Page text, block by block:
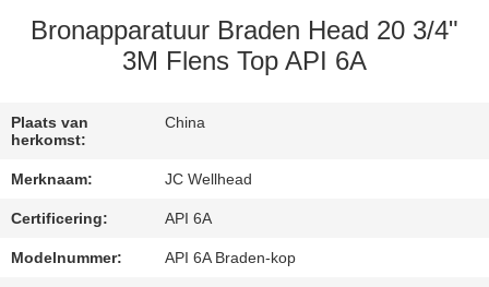
KWALITEITSCONTROLE
ONS
NIEUWS
GEVALLEN
Bronapparatuur Braden Head 20 3/4"
3M Flens Top API 6A
Plaats van
herkomst:
China
Merknaam: JC Wellhead
Certificering: API 6A
Modelnummer: API 6A Braden-kop